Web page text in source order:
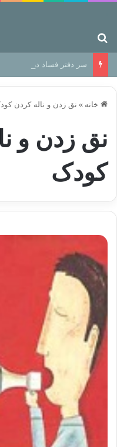
سر دفتر فساد در زمین‌،
خانه » نق زدن و ناله کردن
نق زدن و
کودک